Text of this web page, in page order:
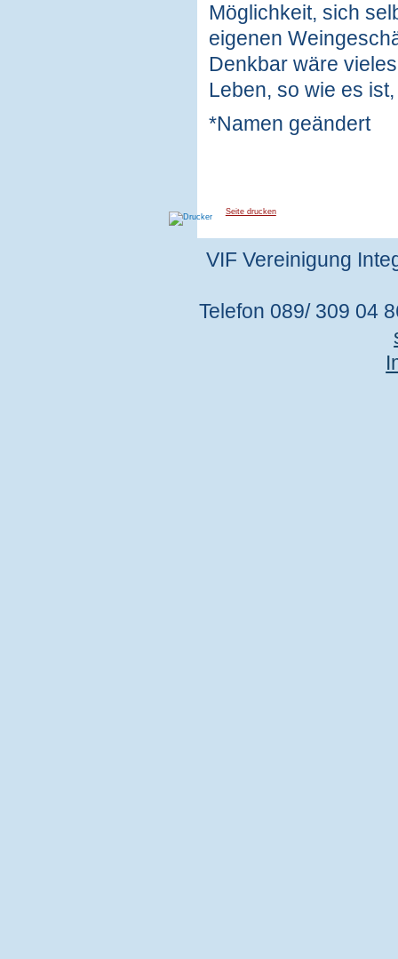
Möglichkeit, sich
eigenen
Denkbar wäre
Leben, so wie es
*Namen geändert
Seite drucken
VIF Vereinigung
Telefon 089/ 309 04